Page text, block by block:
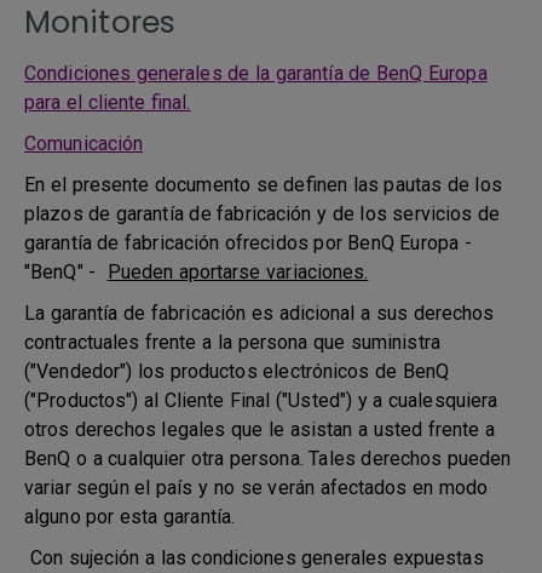
Monitores
Condiciones generales de la garantía de BenQ Europa
para el cliente final.
Comunicación
En el presente documento se definen las pautas de los
plazos de garantía de fabricación y de los servicios de
garantía de fabricación ofrecidos por BenQ Europa -
"BenQ" - Pueden aportarse variaciones.
La garantía de fabricación es adicional a sus derechos
contractuales frente a la persona que suministra
("Vendedor") los productos electrónicos de BenQ
("Productos") al Cliente Final ("Usted") y a cualesquiera
otros derechos legales que le asistan a usted frente a
BenQ o a cualquier otra persona. Tales derechos pueden
variar según el país y no se verán afectados en modo
alguno por esta garantía.
Con sujeción a las condiciones generales expuestas